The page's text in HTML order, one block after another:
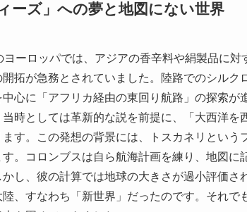
ーズ」への夢と地図にない世界
ヨーロッパでは、アジアの香辛料や絹製品に
拓が急務とされていました。陸路でのシルク
心に「アフリカ経由の東回り航路」の探索
時としては革新的な説を前提に、「大西洋
ます。この発想の背景には、トスカネリとい
す。コロンブスは自ら航海計画を練り、地図
かし、彼の計算では地球の大きさが過小評価
陸、すなわち「新世界」だったのです。それ